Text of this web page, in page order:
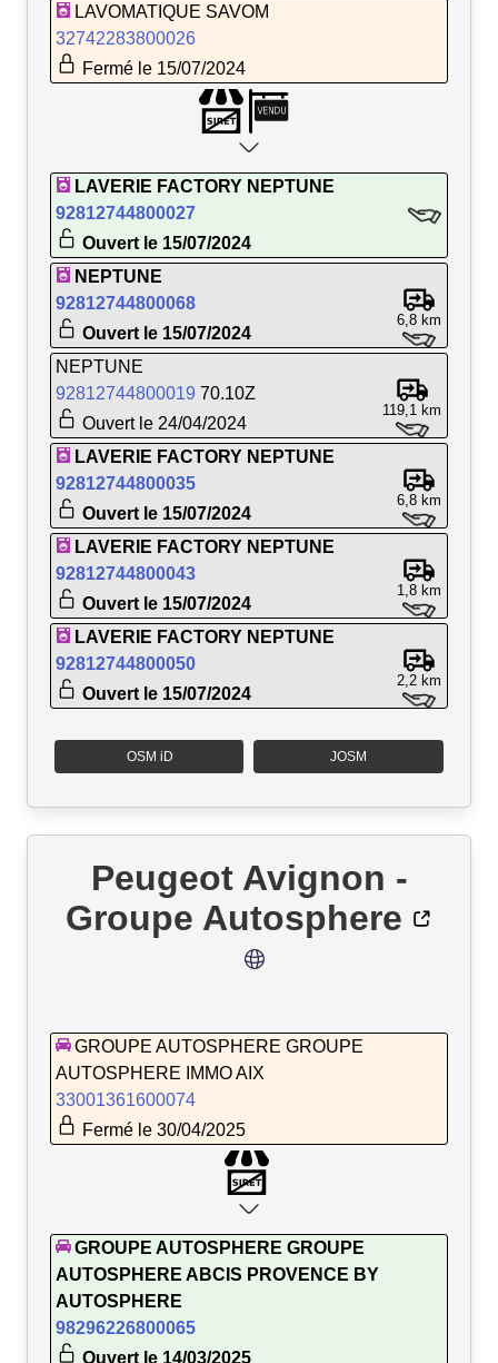
LAVOMATIQUE SAVOM
32742283800026
Fermé le 15/07/2024
LAVERIE FACTORY NEPTUNE
92812744800027
Ouvert le 15/07/2024
NEPTUNE
92812744800068
Ouvert le 15/07/2024
6,8 km
NEPTUNE
92812744800019 70.10Z
Ouvert le 24/04/2024
119,1 km
LAVERIE FACTORY NEPTUNE
92812744800035
Ouvert le 15/07/2024
6,8 km
LAVERIE FACTORY NEPTUNE
92812744800043
Ouvert le 15/07/2024
1,8 km
LAVERIE FACTORY NEPTUNE
92812744800050
Ouvert le 15/07/2024
2,2 km
OSM iD JOSM
Peugeot Avignon -
Groupe Autosphere
GROUPE AUTOSPHERE GROUPE
AUTOSPHERE IMMO AIX
33001361600074
Fermé le 30/04/2025
GROUPE AUTOSPHERE GROUPE
AUTOSPHERE ABCIS PROVENCE BY
AUTOSPHERE
98296226800065
Ouvert le 14/03/2025